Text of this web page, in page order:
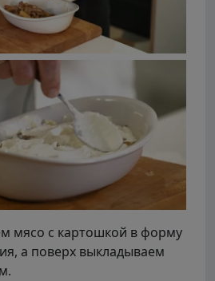
мясо с картошкой в форму
а поверх выкладываем